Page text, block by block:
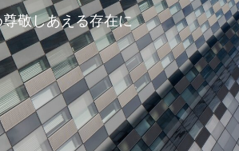
敬しあえる存在に